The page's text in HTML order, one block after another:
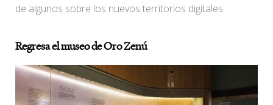
de algunos sobre los nuevos territorios digitales.
Regresa el museo de Oro Zenú